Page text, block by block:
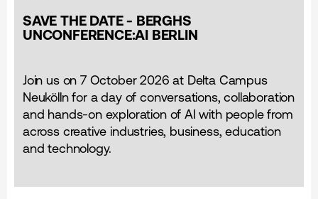
SAVE THE DATE - BERGHS
UNCONFERENCE:AI BERLIN
Join us on 7 October 2026 at Delta Campus
Neukölln for a day of conversations, collaboration
and hands-on exploration of AI with people from
across creative industries, business, education
and technology.